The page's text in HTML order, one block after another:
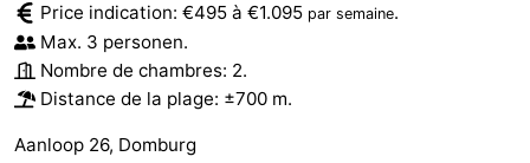
Price indication: €495 à €1.095 par semaine.
Max. 3 personen.
Nombre de chambres: 2.
Distance de la plage: ±700 m.
Aanloop 26, Domburg